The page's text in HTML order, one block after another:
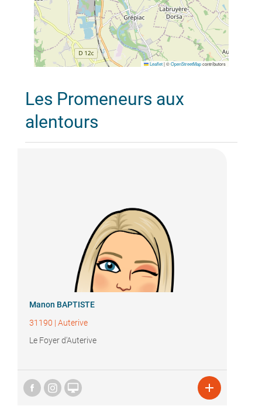
Leaflet |©OpenStreetMapcontributors
Les Promeneurs aux
alentours
Manon BAPTISTE
31190 | Auterive
Le Foyer d'Auterive
 